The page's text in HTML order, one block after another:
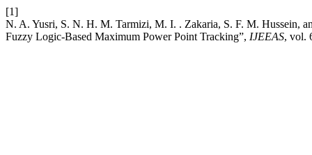
[1]
N. A. Yusri, S. N. H. M. Tarmizi, M. I. . Zakaria, S. F. M. Hussein,
Fuzzy Logic-Based Maximum Power Point Tracking”, IJEEAS, vol.